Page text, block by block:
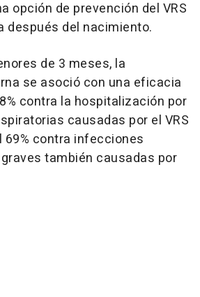
opción de prevención del VRS
después del nacimiento.
de 3 meses, la
se asoció con una eficacia
contra la hospitalización por
causadas por el VRS
contra infecciones
también causadas por